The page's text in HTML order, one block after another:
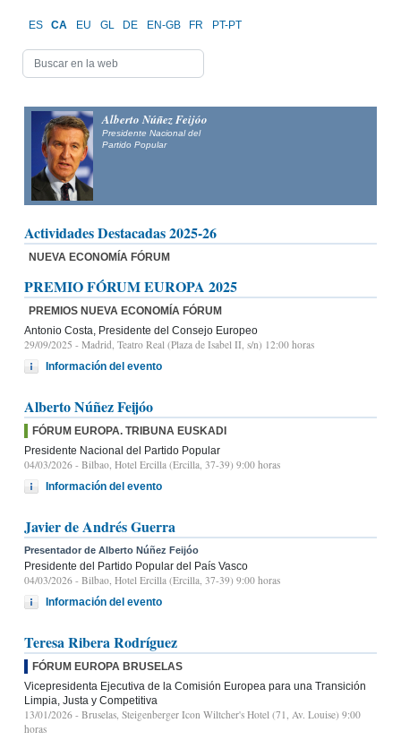
ES CA EU GL DE EN-GB FR PT-PT
Alberto Núñez Feijóo
Presidente Nacional del
Partido Popular
Actividades Destacadas 2025-26
NUEVA ECONOMÍA FÓRUM
PREMIO FÓRUM EUROPA 2025
PREMIOS NUEVA ECONOMÍA FÓRUM
Antonio Costa, Presidente del Consejo Europeo
29/09/2025 - Madrid, Teatro Real (Plaza de Isabel II, s/n) 12:00 horas
Información del evento
Alberto Núñez Feijóo
FÓRUM EUROPA. TRIBUNA EUSKADI
Presidente Nacional del Partido Popular
04/03/2026 - Bilbao, Hotel Ercilla (Ercilla, 37-39) 9:00 horas
Información del evento
Javier de Andrés Guerra
Presentador de Alberto Núñez Feijóo
Presidente del Partido Popular del País Vasco
04/03/2026 - Bilbao, Hotel Ercilla (Ercilla, 37-39) 9:00 horas
Información del evento
Teresa Ribera Rodríguez
FÓRUM EUROPA BRUSELAS
Vicepresidenta Ejecutiva de la Comisión Europea para una Transición
Limpia, Justa y Competitiva
13/01/2026 - Bruselas, Steigenberger Icon Wiltcher's Hotel (71, Av. Louise) 9:00
horas